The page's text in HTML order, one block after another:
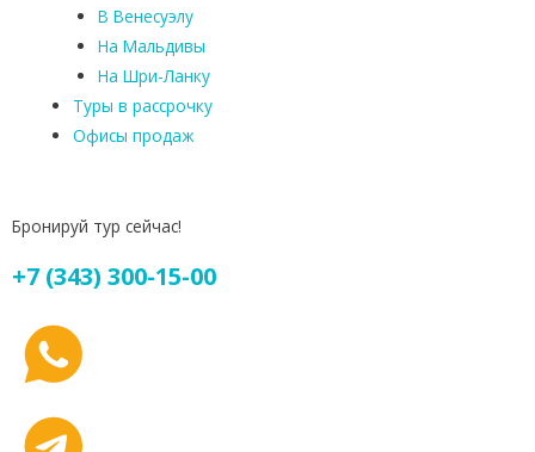
В Венесуэлу
На Мальдивы
На Шри-Ланку
Туры в рассрочку
Офисы продаж
Бронируй тур сейчас!
+7 (343) 300-15-00